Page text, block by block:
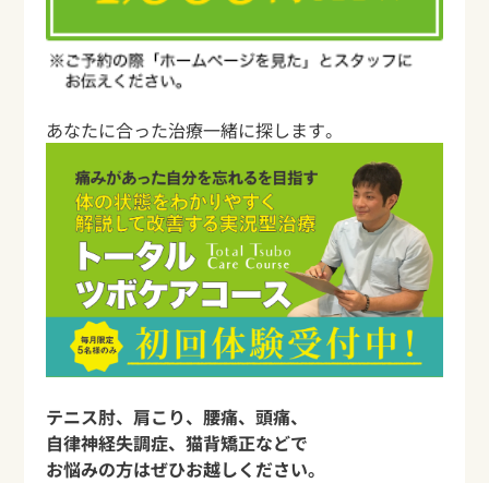
あなたに合った治療一緒に探します。
テニス肘、肩こり、腰痛、頭痛、
自律神経失調症、猫背矯正などで
お悩みの方はぜひお越しください。